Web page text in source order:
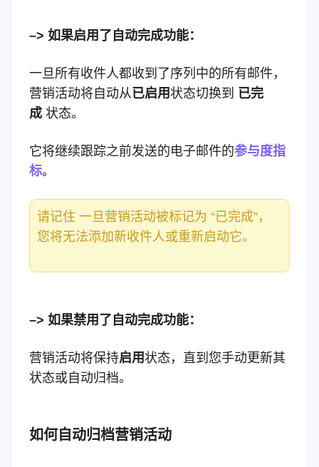
–> 如果启用了自动完成功能：
一旦所有收件人都收到了序列中的所有邮件，
营销活动将自动从已启用状态切换到 已完
成 状态。
它将继续跟踪之前发送的电子邮件的参与度指
标。
请记住 一旦营销活动被标记为 “已完成”，
您将无法添加新收件人或重新启动它。
–> 如果禁用了自动完成功能：
营销活动将保持启用状态，直到您手动更新其
状态或自动归档。
如何自动归档营销活动